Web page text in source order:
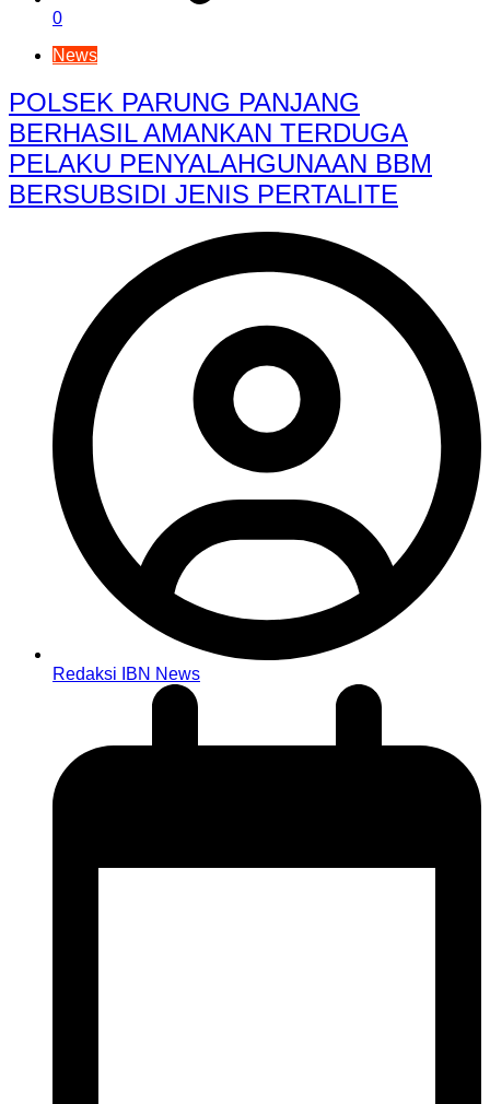
0
News
POLSEK PARUNG PANJANG
BERHASIL AMANKAN TERDUGA
PELAKU PENYALAHGUNAAN BBM
BERSUBSIDI JENIS PERTALITE
Redaksi IBN News